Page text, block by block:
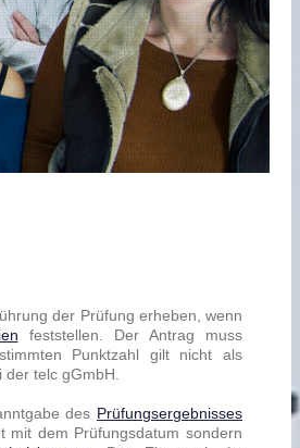
der Prüfung erheben, wenn
feststellen. Der Antrag muss
Punktzahl gilt nicht als
der telc gGmbH.
des Prüfungsergebnisses
mit dem Prüfungsdatum sondern